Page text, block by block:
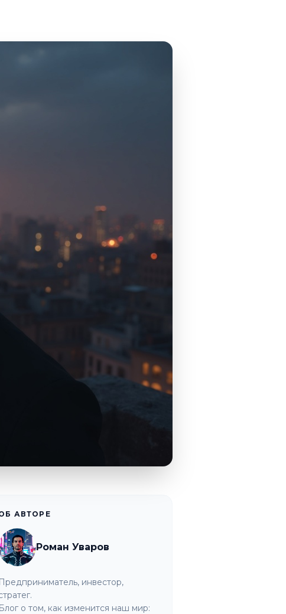
АВТОРЕ
Роман Уваров
Предприниматель, инвестор,
Блог о том, как изменится наш мир: